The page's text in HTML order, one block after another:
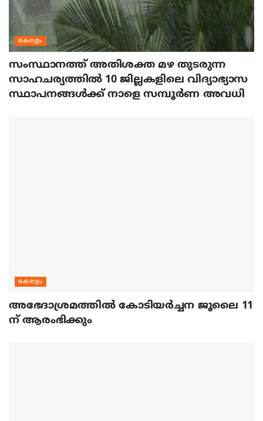
കേരളം
സംസ്ഥാനത്ത് അതിശക്ത മഴ തുടരുന്ന
സാഹചര്യത്തിൽ 10 ജില്ലകളിലെ വിദ്യാഭ്യാസ
സ്ഥാപനങ്ങൾക്ക് നാളെ സമ്പൂർണ അവധി
കേരളം
അഭേദാശ്രമത്തില്‍ കോടിയര്‍ച്ചന ജൂലൈ 11
ന് ആരംഭിക്കും